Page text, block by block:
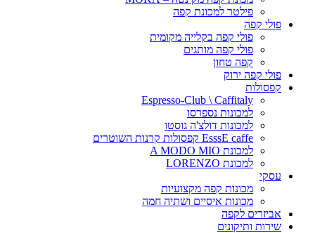
פילטר למכונת קפה
פולי קפה
פולי קפה בקלייה מקומית
פולי קפה מותגים
קפה טחון
פולי קפה ירוק
קפסולות
Espresso-Club \ Caffitaly
למכונות נספרסו
למכונות דולצ'ה גוסטו
EsssE caffe קפסולות קרנות השוטרים
למכונת A MODO MIO
למכונת LORENZO
עסקי
מכונות קפה מקצועיות
מכונות איסיים ושתיה חמה
אביזרים לקפה
שירות ותיקונים